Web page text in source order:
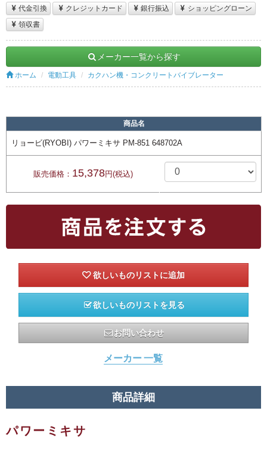
代金引換
クレジットカード 銀行振込
ショッピングローン
領収書
メーカー一覧から探す
ホーム 電動工具 カクハン機・コンクリートバイブレーター
商品名
リョービ(RYOBI) パワーミキサ PM-851 648702A
販売価格： 15,378円(税込)
欲しいものリストを見る
お問い合わせ
メーカー 一覧
商品詳細
パワーミキサ